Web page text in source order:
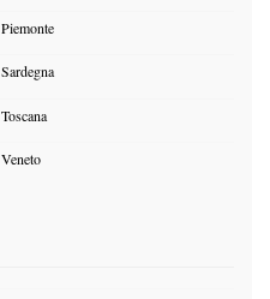
Piemonte
Sardegna
Toscana
Veneto